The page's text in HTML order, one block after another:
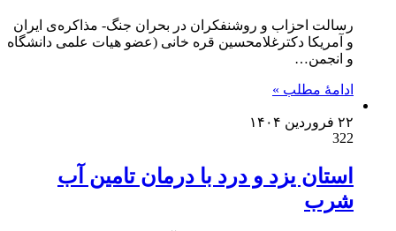
رسالت احزاب و روشنفکران در بحران جنگ- مذاکره‌ی ایران
و آمریکا دکترغلامحسین قره خانی (عضو هیات علمی دانشگاه
و انجمن…
ادامۀ مطلب »
۲۲ فروردین ۱۴۰۴
322
استان یزد و درد با درمان تامین آب
شرب